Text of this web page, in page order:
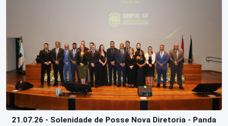
21.07.26 - Solenidade de Posse Nova Diretoria - Panda